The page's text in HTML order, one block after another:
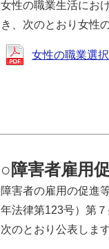
女性の職業生活にお
き、次のとおり女性
女性の職業選
○障害者雇用
障害者の雇用の促進
年法律第123号）第
次のとおり公表します